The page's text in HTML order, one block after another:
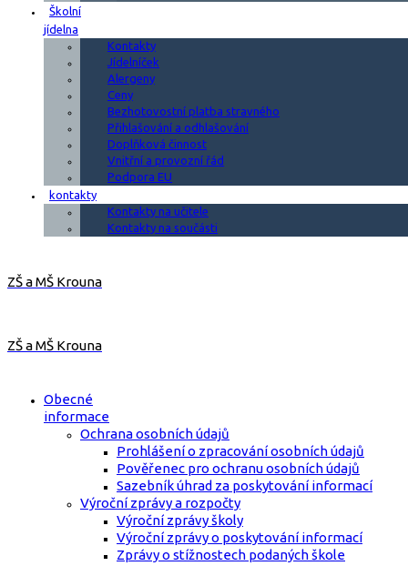
Školní
jídelna
Kontakty
Jídelníček
Alergeny
Ceny
Bezhotovostní platba stravného
Přihlašování a odhlašování
Doplňková činnost
Vnitřní a provozní řád
Podpora EU
kontakty
Kontakty na učitele
Kontakty na součásti
ZŠ a MŠ Krouna
ZŠ a MŠ Krouna
Obecné
informace
Ochrana osobních údajů
Prohlášení o zpracování osobních údajů
Pověřenec pro ochranu osobních údajů
Sazebník úhrad za poskytování informací
Výroční zprávy a rozpočty
Výroční zprávy školy
Výroční zprávy o poskytování informací
Zprávy o stížnostech podaných škole